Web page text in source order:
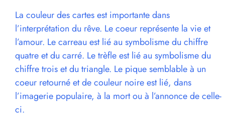
La couleur des cartes est importante dans
l’interprétation du rêve. Le coeur représente la vie et
l’amour. Le carreau est lié au symbolisme du chiffre
quatre et du carré. Le trèfle est lié au symbolisme du
chiffre trois et du triangle. Le pique semblable à un
coeur retourné et de couleur noire est lié, dans
l’imagerie populaire, à la mort ou à l’annonce de celle-
ci.